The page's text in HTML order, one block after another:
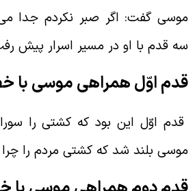
گفت: اگر صبر نکردم جدا
قدم با او در مسیر اسرار پیش
اوّل همراهی موسی با
اوّل این بود که کشتی را
بلند شد که کشتی مردم را چرا